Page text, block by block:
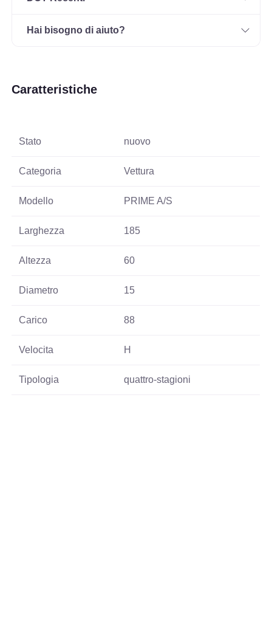
Hai bisogno di aiuto?
Caratteristiche
Stato nuovo
Categoria Vettura
Modello PRIME A/S
Larghezza 185
Altezza 60
Diametro 15
Carico 88
Velocita H
Tipologia quattro-stagioni